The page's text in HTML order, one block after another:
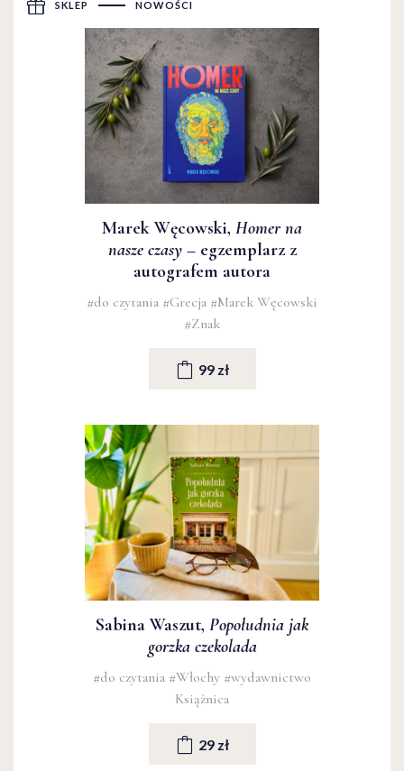
SKLEP NOWOŚCI
Marek Węcowski, Homer na
nasze czasy– egzemplarz z
autografem autora
#do czytania #Grecja #Marek Węcowski
#Znak
99 zł
Sabina Waszut, Popołudnia jak
gorzka czekolada
#do czytania #Włochy #wydawnictwo
Książnica
29 zł